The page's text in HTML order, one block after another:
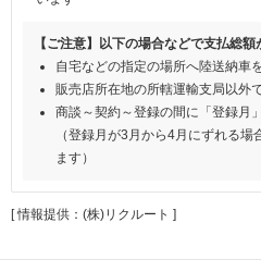
【ご注意】以下の場合などで支払総
自宅などの指定の場所へ陸送納車
販売店所在地の所轄運輸支局以外
商談～契約～登録の間に「登録月
（登録月が3月から4月にずれる
ます）
[ 情報提供：(株)リクルート ]